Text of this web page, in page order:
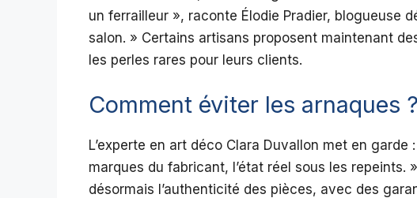
un ferrailleur », raconte Élodie Pradier, blogueuse
salon. » Certains artisans proposent maintenant
les perles rares pour leurs clients.
Comment éviter les arnaques ?
L’experte en art déco Clara Duvallon met en
marques du fabricant, l’état réel sous les
désormais l’authenticité des pièces, avec des